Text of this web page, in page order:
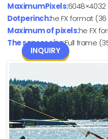
MaximumPixels:6048×4032
Dotperinch:he FX format (36
Maximum of pixels:he FX
The sensor size:Full frame
INQUIRY